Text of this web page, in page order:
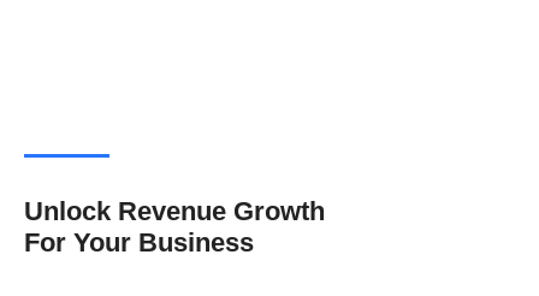
Unlock Revenue Growth
For Your Business